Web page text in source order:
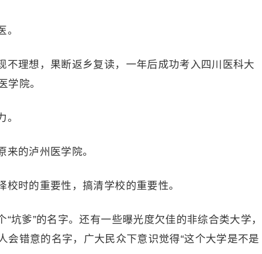
不理想，果断返乡复读，一年后成功考入四川医科大
学院。
的泸州医学院。
时的重要性，搞清学校的重要性。
坑爹”的名字。还有一些曝光度欠佳的非综合类大学，
会错意的名字，广大民众下意识觉得“这个大学是不是